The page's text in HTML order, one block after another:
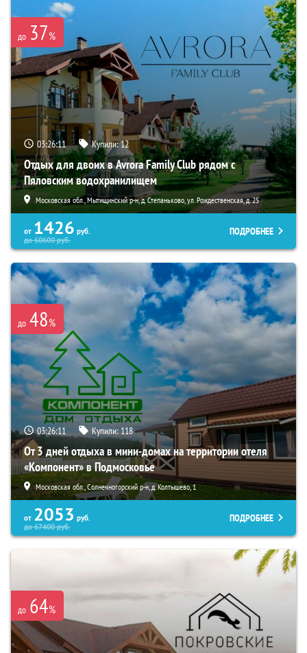
до 37%
03:26:10 Купили:12
Отдых для двоих в Avrora Family Club рядом с
Пяловским водохранилищем
Московская обл., Мытищинский р-н, д. Степаньково, ул. Рождественская, д. 25
от 1426 руб.
до60600руб.
ПОДРОБНЕЕ
до 48%
03:26:10 Купили: 118
От 3 дней отдыха в мини-домах на территории отеля
«Компонент» в Подмосковье
Московская обл., Солнечногорский р-н, д. Колтышево, 1
от 2053 руб.
до67400руб.
ПОДРОБНЕЕ
до 64%